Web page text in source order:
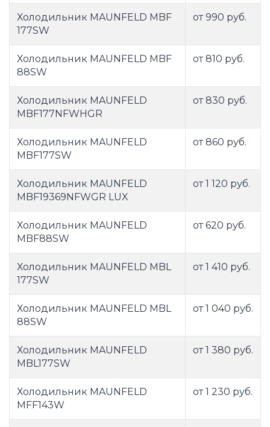
Холодильник MAUNFELD MBF
177SW
от 990 руб.
Холодильник MAUNFELD MBF
88SW
от 810 руб.
Холодильник MAUNFELD
MBF177NFWHGR
от 830 руб.
Холодильник MAUNFELD
MBF177SW
от 860 руб.
Холодильник MAUNFELD
MBF19369NFWGR LUX
от 1 120 руб.
Холодильник MAUNFELD
MBF88SW
от 620 руб.
Холодильник MAUNFELD MBL
177SW
от 1 410 руб.
Холодильник MAUNFELD MBL
88SW
от 1 040 руб.
Холодильник MAUNFELD
MBL177SW
от 1 380 руб.
Холодильник MAUNFELD
MFF143W
от 1 230 руб.